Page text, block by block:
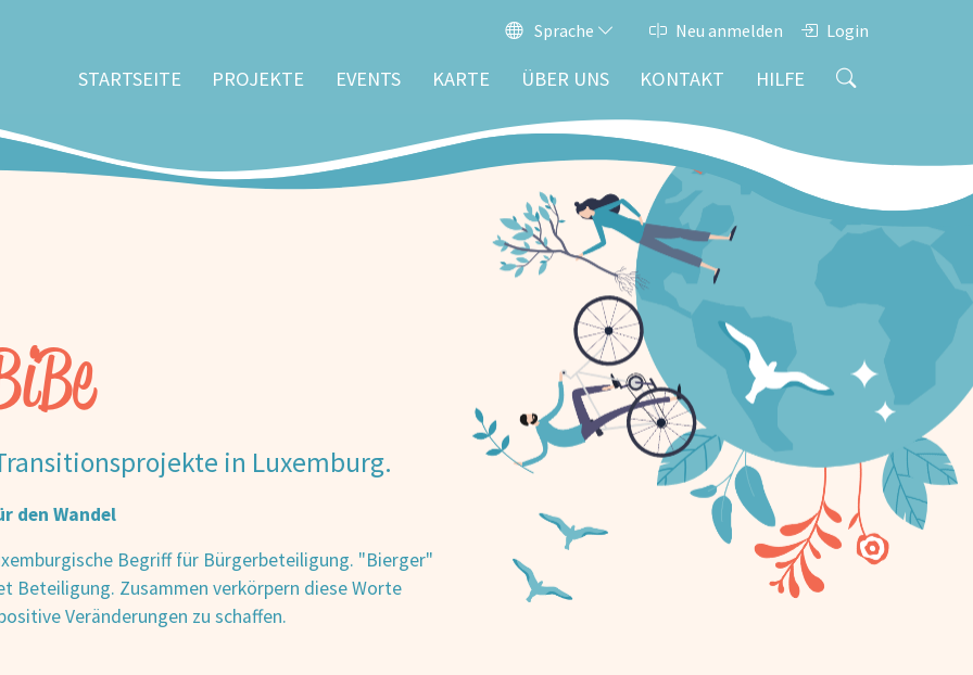
Sprache Neu anmelden Login
STARTSEITE PROJEKTE EVENTS KARTE ÜBER UNS KONTAKT HILFE
in Luxemburg.
den Wandel
Begriff für Bürgerbeteiligung. "Bierger"
Beteiligung. Zusammen verkörpern diese Worte
Veränderungen zu schaffen.